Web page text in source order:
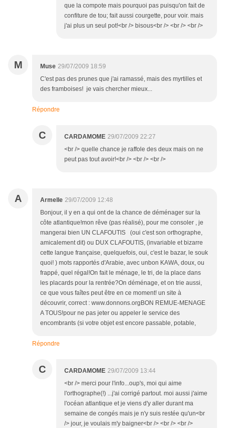
que la compote mais pourquoi pas puisqu'on fait de
confiture de tou; fait aussi courgette, pour voir. mais
j'ai plus un seul pot!<br /> bisous<br /> <br /> <br />
M Muse 29/07/2009 18:59
C'est pas des prunes que j'ai ramassé, mais des myrtilles et
des framboises! je vais chercher mieux...
Répondre
C CARDAMOME 29/07/2009 22:27
<br /> quelle chance je raffole des deux mais on ne
peut pas tout avoir!<br /> <br /> <br />
A Armelle 29/07/2009 12:48
Bonjour, il y en a qui ont de la chance de déménager sur la
côte atlantique!mon rêve (pas réalisé), pour me consoler , je
mangerai bien UN CLAFOUTIS (oui c'est son orthographe,
amicalement dit) ou DUX CLAFOUTIS, (invariable et bizarre
cette langue française, quelquefois, oui, c'est le bazar, le souk
quoi! ) mots rapportés d'Arabie, avec unbon KAWA, doux, ou
frappé, quel régal!On fait le ménage, le tri, de la place dans
les placards pour la rentrée?On déménage, et on trie aussi,
ce que vous faîtes peut être en ce moment! un site à
découvrir, correct : www.donnons.orgBON REMUE-MENAGE
A TOUS!pour ne pas jeter ou appeler le service des
encombrants (si votre objet est encore passable, potable,
Répondre
C CARDAMOME 29/07/2009 13:44
<br /> merci pour l'info...oup's, moi qui aime
l'orthographe(!) ...j'ai corrigé partout. moi aussi j'aime
l'océan atlantique et je viens d'y aller durant ma
semaine de congés mais je n'y suis restée qu'un<br
/> jour, je voulais m'y baigner<br /> <br /> <br />